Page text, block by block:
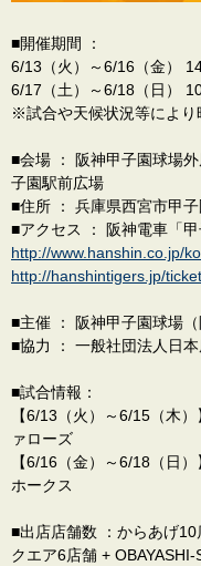
■開催期間 ：
6/13（火）～6/16（金）
6/17（土）～6/18（日）
※試合や天候状況等により
■会場 ： 阪神甲子園球場
子園駅前広場
■住所 ： 兵庫県西宮市甲
■アクセス ： 阪神電車「
http://www.hanshin.co.jp/
http://hanshintigers.jp/
■主催 ： 阪神甲子園球場（
■協力 ： 一般社団法人日
■試合情報：
【6/13（火）～6/15（木
ァローズ
【6/16（金）～6/18（日
ホークス
■出店店舗数 ：からあげ
クエア6店舗 + OBAYASHI-